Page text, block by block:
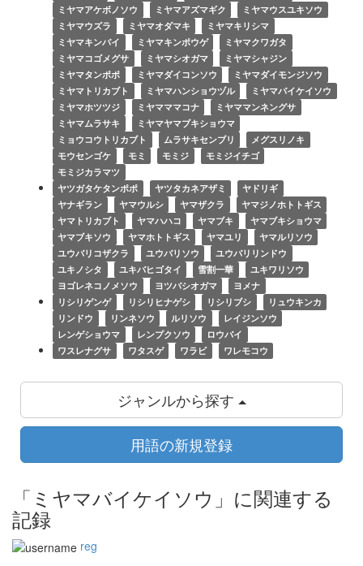
ミヤマアケボノソウ ミヤマアズマギク
ミヤマウスユキソウ
ミヤマウズラ
ミヤマオダマキ
ミヤマキリシマ
ミヤマキンバイ
ミヤマキンポウゲ
ミヤマクワガタ
ミヤマコゴメグサ
ミヤマシオガマ
ミヤマシャジン
ミヤマタンポポ
ミヤマダイコンソウ
ミヤマダイモンジソウ
ミヤマトリカブト
ミヤマハンショウヅル
ミヤマバイケイソウ
ミヤマホツツジ
ミヤマママコナ
ミヤママンネングサ
ミヤマムラサキ
ミヤマヤマブキショウマ
ミョウコウトリカブト
ムラサキセンブリ
メグスリノキ
モウセンゴケ
モミ モミジ
モミジイチゴ
モミジカラマツ
ヤツガタケタンポポ
ヤツタカネアザミ
ヤドリギ
ヤナギラン
ヤマウルシ ヤマザクラ
ヤマジノホトトギス
ヤマトリカブト
ヤマハハコ ヤマブキ
ヤマブキショウマ
ヤマブキソウ
ヤマホトトギス ヤマユリ
ヤマルリソウ
ユウバリコザクラ
ユウバリソウ
ユウバリリンドウ
ユキノシタ
ユキバヒゴタイ 雪割一華
ユキワリソウ
ヨゴレネコノメソウ
ヨツバシオガマ
ヨメナ
リシリゲンゲ
リシリヒナゲシ リシリブシ
リュウキンカ
リンドウ
リンネソウ ルリソウ
レイジンソウ
レンゲショウマ
レンプクソウ
ロウバイ
ワスレナグサ
ワタスゲ ワラビ ワレモコウ
ジャンルから探す
用語の新規登録
「ミヤマバイケイソウ」に関連する
記録
reg